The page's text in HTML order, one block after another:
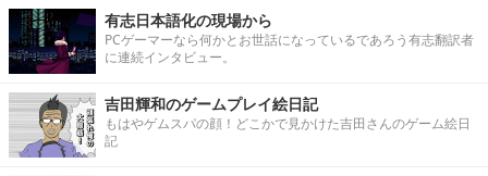
有志日本語化の現場から
PCゲーマーなら何かとお世話になっているであろう有志翻訳者
に連続インタビュー。
吉田輝和のゲームプレイ絵日記
もはやゲムスパの顔！どこかで見かけた吉田さんのゲーム絵日
記